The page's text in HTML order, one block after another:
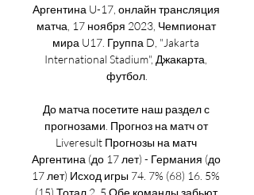
Аргентина U-17, онлайн трансляция
матча, 17 ноября 2023, Чемпионат
мира U17. Группа D, "Jakarta
International Stadium", Джакарта,
футбол.
До матча посетите наш раздел с
прогнозами. Прогноз на матч от
Liveresult Прогнозы на матч
Аргентина (до 17 лет) - Германия (до
17 лет) Исход игры 74. 7% (68) 16. 5%
(15) Тотал 2. 5 Обе команды забьют